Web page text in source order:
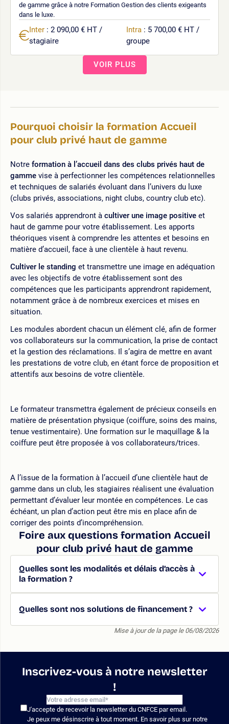
de gamme grâce à notre Formation Gestion des clients exigeants
dans le luxe.
Inter : 2 090,00 € HT /
stagiaire
Intra : 5 700,00 € HT /
groupe
VOIR PLUS
Pourquoi choisir la formation Accueil
pour club privé haut de gamme
Notre formation à l’accueil dans des clubs privés haut de
gamme vise à perfectionner les compétences relationnelles
et techniques de salariés évoluant dans l’univers du luxe
(clubs privés, associations, night clubs, country club etc).
Vos salariés apprendront à cultiver une image positive et
haut de gamme pour votre établissement. Les apports
théoriques visent à comprendre les attentes et besoins en
matière d’accueil, face à une clientèle à haut revenu.
Cultiver le standing et transmettre une image en adéquation
avec les objectifs de votre établissement sont des
compétences que les participants apprendront rapidement,
notamment grâce à de nombreux exercices et mises en
situation.
Les modules abordent chacun un élément clé, afin de former
vos collaborateurs sur la communication, la prise de contact
et la gestion des réclamations. Il s’agira de mettre en avant
les prestations de votre club, en étant force de proposition et
attentifs aux besoins de votre clientèle.
Le formateur transmettra également de précieux conseils en
matière de présentation physique (coiffure, soins des mains,
tenue vestimentaire). Une formation sur le maquillage & la
coiffure peut être proposée à vos collaborateurs/trices.
A l’issue de la formation à l’accueil d’une clientèle haut de
gamme dans un club, les stagiaires réalisent une évaluation
permettant d’évaluer leur montée en compétences. Le cas
échéant, un plan d’action peut être mis en place afin de
corriger des points d’incompréhension.
Foire aux questions formation Accueil
pour club privé haut de gamme
Quelles sont les modalités et délais d’accès à
la formation ?
Quelles sont nos solutions de financement ?
Mise à jour de la page le 06/08/2026
Inscrivez-vous à notre newsletter
!
J'accepte de recevoir la newsletter du CNFCE par email.
Je peux me désinscrire à tout moment. En savoir plus sur notre